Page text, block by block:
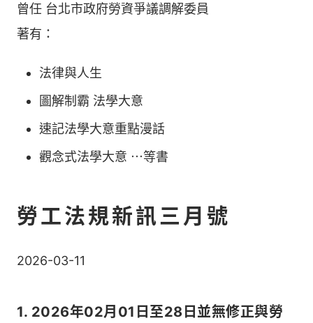
曾任 台北市政府勞資爭議調解委員
著有：
法律與人生
圖解制霸 法學大意
速記法學大意重點漫話
觀念式法學大意 ⋯等書
勞工法規新訊三月號
2026-03-11
1. 2026年02月01日至28日並無修正與勞